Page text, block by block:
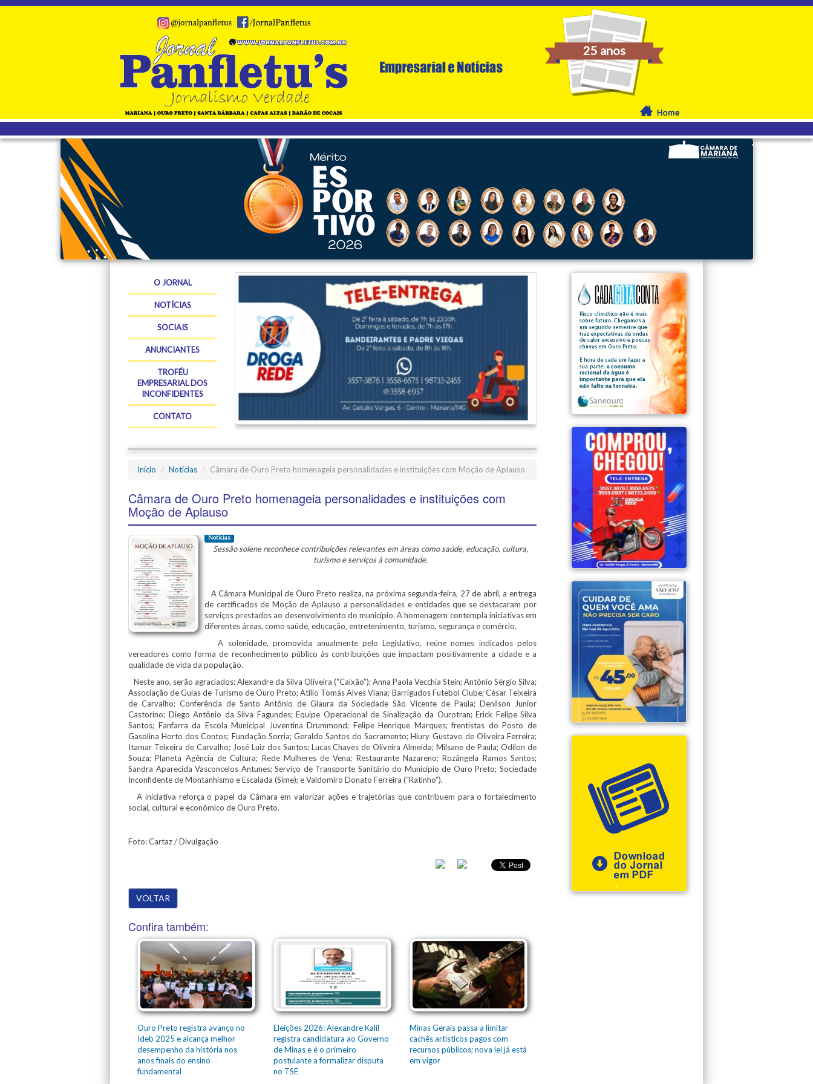
25 anos
O JORNAL
NOTÍCIAS
SOCIAIS
ANUNCIANTES
TROFÉU
EMPRESARIAL DOS
INCONFIDENTES
CONTATO
Início Notícias Câmara de Ouro Preto homenageia personalidades e instituições com Moção de Aplauso
Câmara de Ouro Preto homenageia personalidades e instituições com
Moção de Aplauso
Notícias
Sessão solene reconhece contribuições relevantes em áreas como saúde, educação, cultura,
turismo e serviços à comunidade.
A Câmara Municipal de Ouro Preto realiza, na próxima segunda-feira, 27 de abril, a entrega
de certificados de Moção de Aplauso a personalidades e entidades que se destacaram por
serviços prestados ao desenvolvimento do município. A homenagem contempla iniciativas em
diferentes áreas, como saúde, educação, entretenimento, turismo, segurança e comércio.
A solenidade, promovida anualmente pelo Legislativo, reúne nomes indicados pelos
vereadores como forma de reconhecimento público às contribuições que impactam positivamente a cidade e a
qualidade de vida da população.
Neste ano, serão agraciados: Alexandre da Silva Oliveira (“Caixão”); Anna Paola Vecchia Stein; Antônio Sérgio Silva;
Associação de Guias de Turismo de Ouro Preto; Atílio Tomás Alves Viana; Barrigudos Futebol Clube; César Teixeira
de Carvalho; Conferência de Santo Antônio de Glaura da Sociedade São Vicente de Paula; Denilson Junior
Castorino; Diego Antônio da Silva Fagundes; Equipe Operacional de Sinalização da Ourotran; Erick Felipe Silva
Santos; Fanfarra da Escola Municipal Juventina Drummond; Felipe Henrique Marques; frentistas do Posto de
Gasolina Horto dos Contos; Fundação Sorria; Geraldo Santos do Sacramento; Hiury Gustavo de Oliveira Ferreira;
Itamar Teixeira de Carvalho; José Luiz dos Santos; Lucas Chaves de Oliveira Almeida; Milsane de Paula; Odilon de
Souza; Planeta Agência de Cultura; Rede Mulheres de Vena; Restaurante Nazareno; Rozângela Ramos Santos;
Sandra Aparecida Vasconcelos Antunes; Serviço de Transporte Sanitário do Município de Ouro Preto; Sociedade
Inconfidente de Montanhismo e Escalada (Sime); e Valdomiro Donato Ferreira (“Ratinho”).
A iniciativa reforça o papel da Câmara em valorizar ações e trajetórias que contribuem para o fortalecimento
social, cultural e econômico de Ouro Preto.
Foto: Cartaz / Divulgação
VOLTAR
Confira também:
Ouro Preto registra avanço no
Ideb 2025 e alcança melhor
desempenho da história nos
anos finais do ensino
fundamental
Eleições 2026: Alexandre Kalil
registra candidatura ao Governo
de Minas e é o primeiro
postulante a formalizar disputa
no TSE
Minas Gerais passa a limitar
cachês artísticos pagos com
recursos públicos; nova lei já está
em vigor